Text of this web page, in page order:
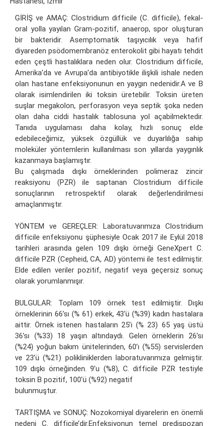
GİRİŞ ve AMAÇ: Clostridium difficile (C. difficile), fekal-
oral yolla yayılan Gram-pozitif, anaerop, spor oluşturan
bir bakteridir. Asemptomatik taşıyıcılık veya hafif
diyareden psödomembranöz enterokolit gibi hayatı tehdit
eden çeştli hastalıklara neden olur. Clostridium difficile,
Amerika’da ve Avrupa’da antibiyotikle ilişkili ishale neden
olan hastane enfeksiyonunun en yaygın nedenidir.A ve B
olarak isimlendirilen iki toksin üretebilir. Toksin üreten
suşlar megakolon, perforasyon veya septik şoka neden
olan daha ciddi hastalık tablosuna yol açabilmektedir.
Tanıda uygulaması daha kolay, hızlı sonuç elde
edebileceğimiz, yüksek özgüllük ve duyarlılığa sahip
moleküler yöntemlerin kullanılması son yıllarda yaygınlık
kazanmaya başlamıştır.
Bu çalışmada dışkı örneklerinden polimeraz zincir
reaksiyonu (PZR) ile saptanan Clostridium difficile
sonuçlarının retrospektif olarak değerlendirilmesi
amaçlanmıştır.
YÖNTEM ve GEREÇLER: Laboratuvarımıza Clostridium
difficile enfeksiyonu şüphesiyle Ocak 2017 ile Eylül 2018
tarihleri arasında gelen 109 dışkı örneği GeneXpert C.
difficile PZR (Cepheid, CA, AD) yöntemi ile test edilmiştir.
Elde edilen veriler pozitif, negatif veya geçersiz sonuç
olarak yorumlanmışır.
BULGULAR: Toplam 109 örnek test edilmiştir. Dışkı
örneklerinin 66’sı (% 61) erkek, 43‘ü (%39) kadın hastalara
aittir. Örnek istenen hastaların 25’i (% 23) 65 yaş üstü
36’sı (%33) 18 yaşın altındaydı. Gelen örneklerin 26’sı
(%24) yoğun bakım ünitelerinden, 60’ı (%55) servislerden
ve 23’ü (%21) polikliniklerden laboratuvarımıza gelmiştir.
109 dışkı örneğinden. 9’u (%8), C. difficile PZR testiyle
toksin B pozitif, 100’ü (%92) negatif
bulunmuştur.
TARTIŞMA ve SONUÇ: Nozokomiyal diyarelerin en önemli
nedeni C. difficile’dir.Enfeksiyonun temel predispozan